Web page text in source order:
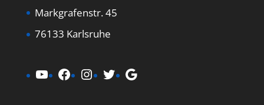
Markgrafenstr. 45
76133 Karlsruhe
YouTube
Facebook
Instagram
TwitterGoogle